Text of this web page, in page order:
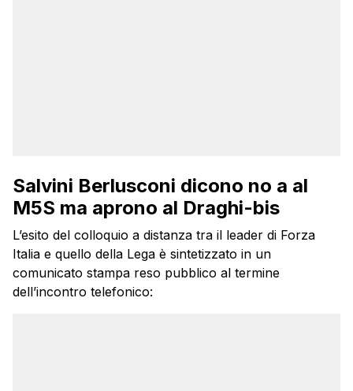
Salvini Berlusconi dicono no a al
M5S ma aprono al Draghi-bis
L’esito del colloquio a distanza tra il leader di Forza
Italia e quello della Lega è sintetizzato in un
comunicato stampa reso pubblico al termine
dell’incontro telefonico: